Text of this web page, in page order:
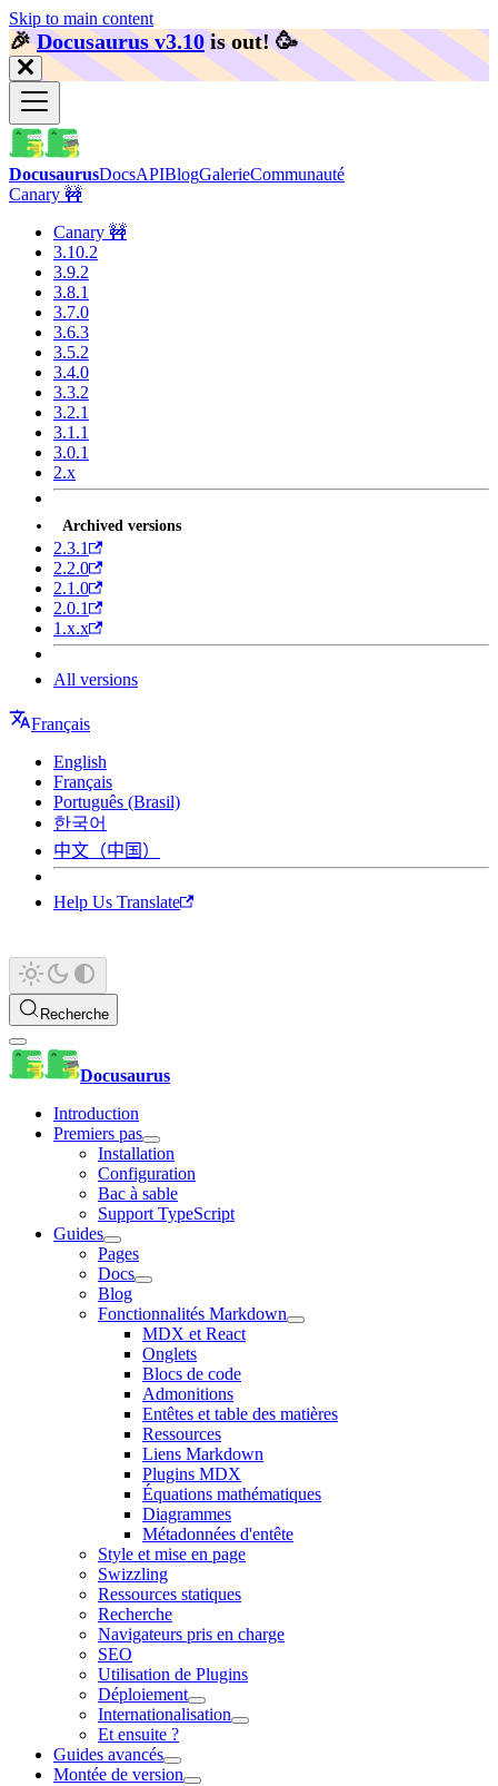
Skip to main content
🎉️Docusaurus v3.10 is out! 🥳️
DocusaurusDocsAPIBlogGalerieCommunauté
Canary 🚧
Canary 🚧
3.10.2
3.9.2
3.8.1
3.7.0
3.6.3
3.5.2
3.4.0
3.3.2
3.2.1
3.1.1
3.0.1
2.x
Archived versions
2.3.1
2.2.0
2.1.0
2.0.1
1.x.x
All versions
Français
English
Français
Português (Brasil)
한국어
中文（中国）
Help Us Translate
Recherche
Docusaurus
Introduction
Premiers pas
Installation
Configuration
Bac à sable
Support TypeScript
Guides
Pages
Docs
Blog
Fonctionnalités Markdown
MDX et React
Onglets
Blocs de code
Admonitions
Entêtes et table des matières
Ressources
Liens Markdown
Plugins MDX
Équations mathématiques
Diagrammes
Métadonnées d'entête
Style et mise en page
Swizzling
Ressources statiques
Recherche
Navigateurs pris en charge
SEO
Utilisation de Plugins
Déploiement
Internationalisation
Et ensuite ?
Guides avancés
Montée de version